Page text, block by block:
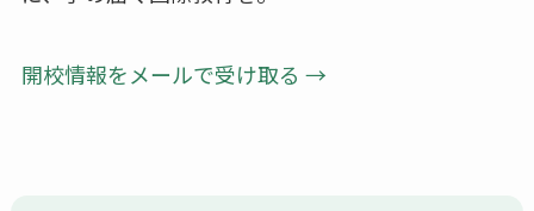
開校情報をメールで受け取る →